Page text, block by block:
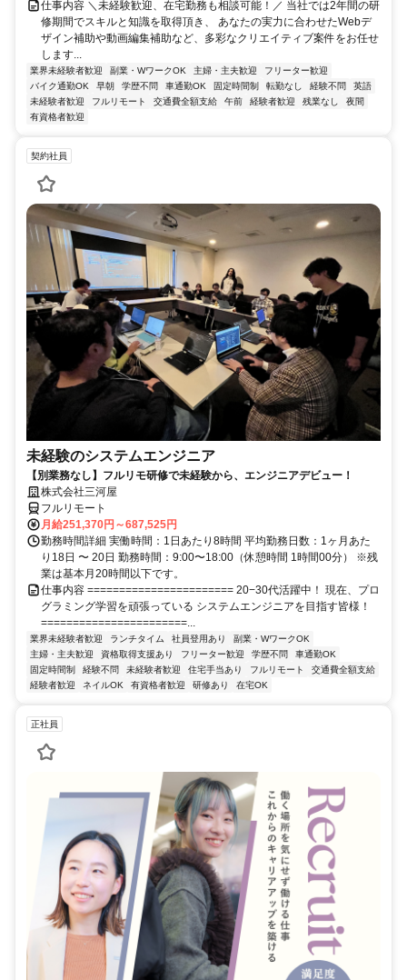
仕事内容 ＼未経験歓迎、在宅勤務も相談可能！／ 当社では2年間の研
修期間でスキルと知識を取得頂き、 あなたの実力に合わせたWebデ
ザイン補助や動画編集補助など、多彩なクリエイティブ案件をお任せ
します...
業界未経験者歓迎 副業・WワークOK 主婦・主夫歓迎
フリーター歓迎
バイク通勤OK
早朝 学歴不問 車通勤OK 固定時間制 転勤なし 経験不問
英語
未経験者歓迎
フルリモート 交通費全額支給 午前 経験者歓迎 残業なし
夜間
有資格者歓迎
契約社員
未経験のシステムエンジニア
【別業務なし】フルリモ研修で未経験から、エンジニアデビュー！
株式会社三河屋
フルリモート
月給251,370円～687,525円
勤務時間詳細 実働時間：1日あたり8時間 平均勤務日数：1ヶ月あた
り18日 〜 20日 勤務時間：9:00〜18:00（休憩時間 1時間00分） ※残
業は基本月20時間以下です。
仕事内容 ======================= 20−30代活躍中！ 現在、プロ
グラミング学習を頑張っている システムエンジニアを目指す皆様！
=======================...
業界未経験者歓迎 ランチタイム 社員登用あり
副業・WワークOK
主婦・主夫歓迎
資格取得支援あり フリーター歓迎 学歴不問
車通勤OK
固定時間制
経験不問 未経験者歓迎 住宅手当あり フルリモート
交通費全額支給
経験者歓迎
ネイルOK 有資格者歓迎 研修あり 在宅OK
正社員